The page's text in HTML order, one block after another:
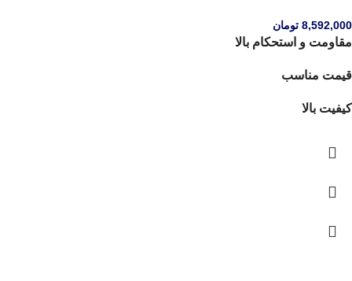
8,592,000 تومان
مقاومت و استحکام بالا
قیمت مناسب
کیفیت بالا